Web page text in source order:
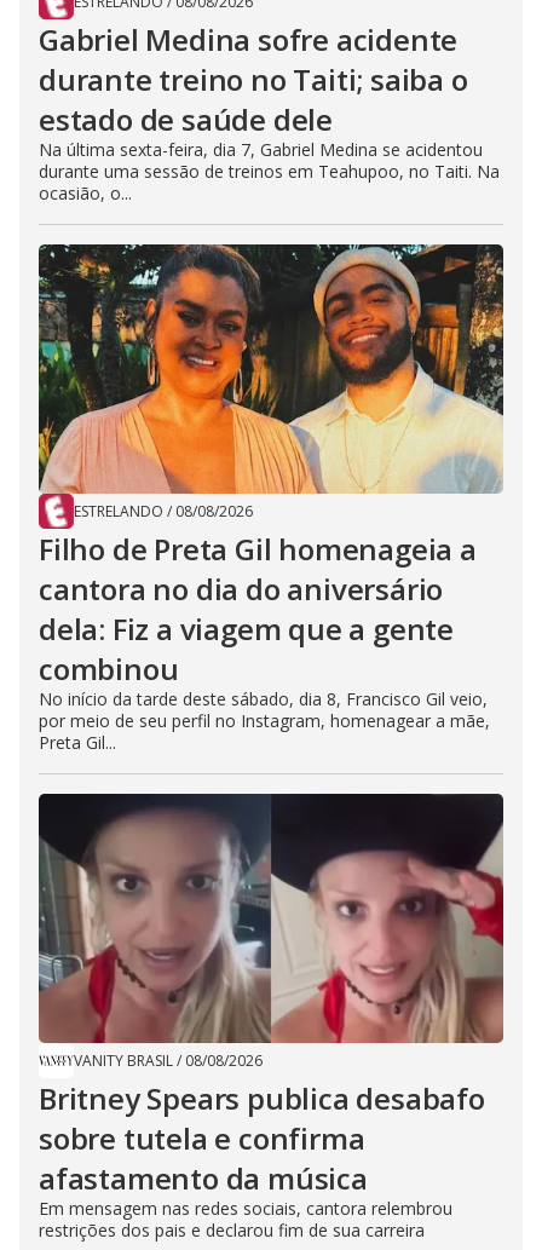
Gabriel Medina sofre acidente
durante treino no Taiti; saiba o
estado de saúde dele
Na última sexta-feira, dia 7, Gabriel Medina se acidentou
durante uma sessão de treinos em Teahupoo, no Taiti. Na
ocasião, o...
ESTRELANDO / 08/08/2026
Filho de Preta Gil homenageia a
cantora no dia do aniversário
dela: Fiz a viagem que a gente
combinou
No início da tarde deste sábado, dia 8, Francisco Gil veio,
por meio de seu perfil no Instagram, homenagear a mãe,
Preta Gil...
VANITY BRASIL/ 08/08/2026
Britney Spears publica desabafo
sobre tutela e confirma
afastamento da música
Em mensagem nas redes sociais, cantora relembrou
restrições dos pais e declarou fim de sua carreira